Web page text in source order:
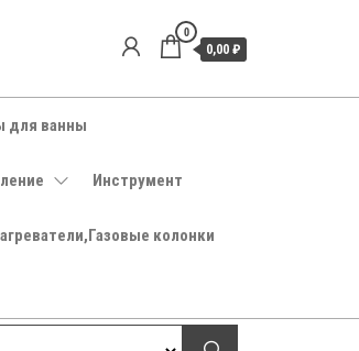
0
0,00 ₽
для ванны
Инструмент
колонки